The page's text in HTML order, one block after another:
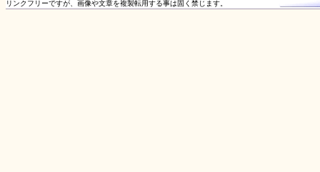
リンクフリーですが、画像や文章を複製転用する事は固く禁じます。